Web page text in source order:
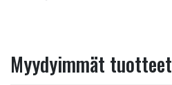
Myydyimmät tuotteet